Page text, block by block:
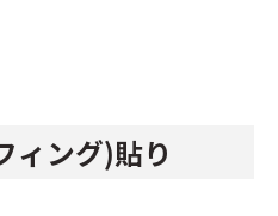
ィング)貼り